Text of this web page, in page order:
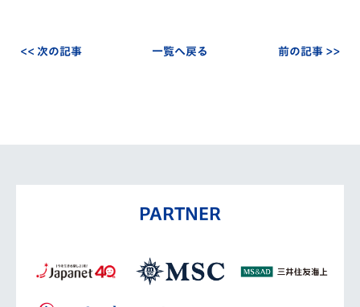
<< 次の記事 一覧へ戻る 前の記事 >>
PARTNER